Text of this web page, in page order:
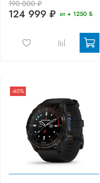
190 000 ₽
124 999 ₽ от + 1250 Б
-40%